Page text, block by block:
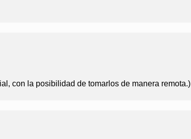
con la posibilidad de tomarlos de manera remota.)